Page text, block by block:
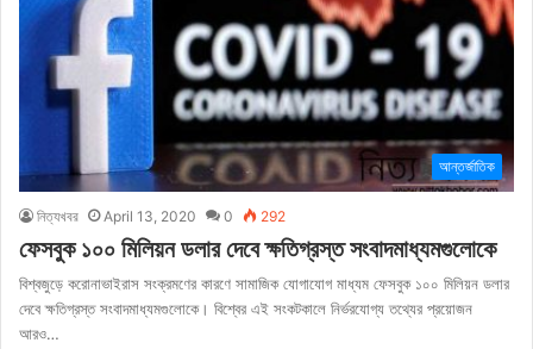
আন্তর্জাতিক
নিত্যখবর April 13, 2020 0 292
ফেসবুক ১০০ মিলিয়ন ডলার দেবে ক্ষতিগ্রস্ত সংবাদমাধ্যমগুলোকে
বিশ্বজুড়ে করোনাভাইরাস সংক্রমণের কারণে সামাজিক যোগাযোগ মাধ্যম ফেসবুক ১০০ মিলিয়ন ডলার
দেবে ক্ষতিগ্রস্ত সংবাদমাধ্যমগুলোকে। বিশ্বের এই সংকটকালে নির্ভরযোগ্য তথ্যের প্রয়োজন
আরও…